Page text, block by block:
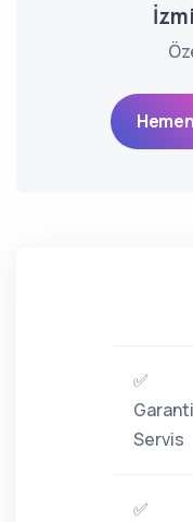
✅
Servis
✅